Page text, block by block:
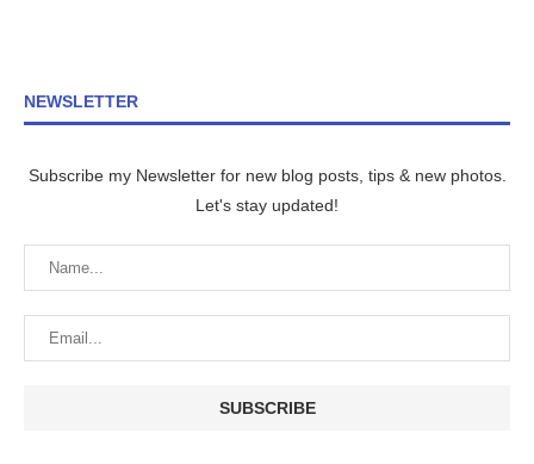
NEWSLETTER
Subscribe my Newsletter for new blog posts, tips & new photos.
Let's stay updated!